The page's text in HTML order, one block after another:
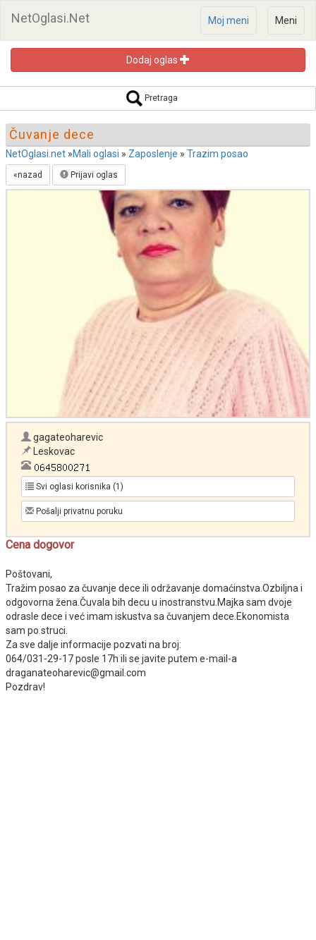
NetOglasi.Net Meni
Moj meni
Dodaj oglas
Pretraga
Pretraga oglasa
Čuvanje dece
NetOglasi.net »Mali oglasi » Zaposlenje » Trazim posao
«nazad Prijavi oglas
gagateoharevic
Leskovac
Svi oglasi korisnika (1)
Pošalji privatnu poruku
Cena dogovor
Poštovani,
Tražim posao za čuvanje dece ili održavanje domaćinstva.Ozbiljna i
odgovorna žena.Čuvala bih decu u inostranstvu.Majka sam dvoje
odrasle dece i već imam iskustva sa čuvanjem dece.Ekonomista
sam po struci.
Za sve dalje informacije pozvati na broj:
064/031-29-17 posle 17h ili se javite putem e-mail-a
draganateoharevic@gmail.com
Pozdrav!